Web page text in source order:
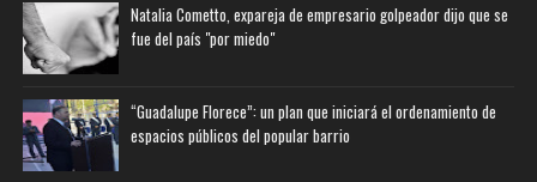
Natalia Cometto, expareja de empresario golpeador dijo que se
fue del país "por miedo"
“Guadalupe Florece”: un plan que iniciará el ordenamiento de
espacios públicos del popular barrio